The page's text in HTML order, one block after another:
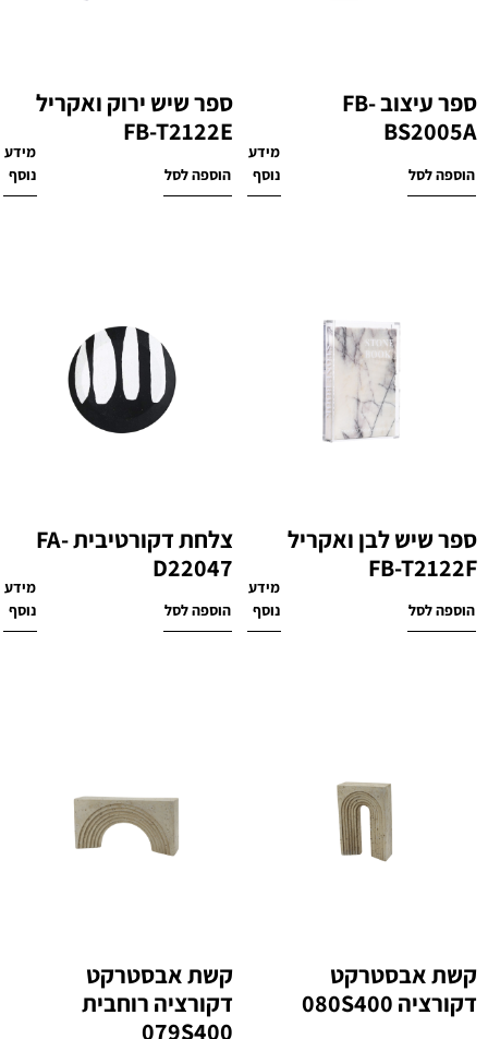
ספר עיצוב FB-
BS2005A
₪160
הוספה לסל
מידע
נוסף
ספר שיש ירוק ואקריל
FB-T2122E
₪360
הוספה לסל
מידע
נוסף
ספר שיש לבן ואקריל
FB-T2122F
₪360
הוספה לסל
מידע
נוסף
צלחת דקורטיבית FA-
D22047
₪220
הוספה לסל
מידע
נוסף
קשת אבסטרקט
דקורציה 080S400
קשת אבסטרקט
דקורציה רוחבית
079S400